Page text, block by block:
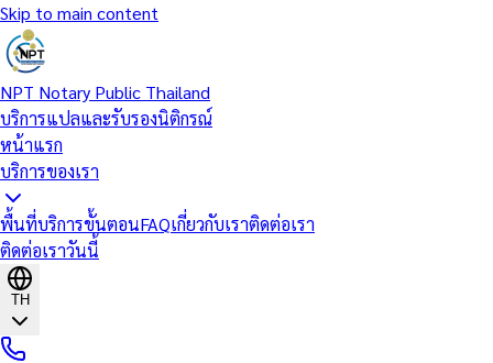
Skip to main content
NPT Notary Public Thailand
บริการแปลและรับรองนิติกรณ์
หน้าแรก
บริการของเรา
พื้นที่บริการขั้นตอนFAQเกี่ยวกับเราติดต่อเรา
ติดต่อเราวันนี้
TH